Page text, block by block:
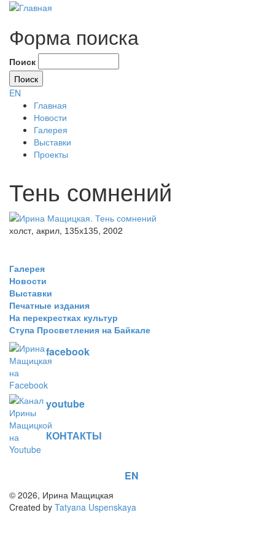
Форма поиска
Поиск
EN
Главная
Новости
Галерея
Выставки
Проекты
Тень сомнений
холст, акрил, 135x135, 2002
Галерея
Новости
Выставки
Печатные издания
На перекрестках культур
Ступа Просветления на Байкале
facebook
youtube
КОНТАКТЫ
EN
© 2026, Ирина Мащицкая
Created by Tatyana Uspenskaya